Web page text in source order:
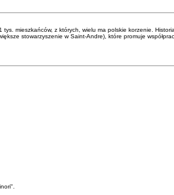
mieszkańców, z których, wielu ma polskie korzenie.
stowarzyszenie w Saint-Andre), które promuje